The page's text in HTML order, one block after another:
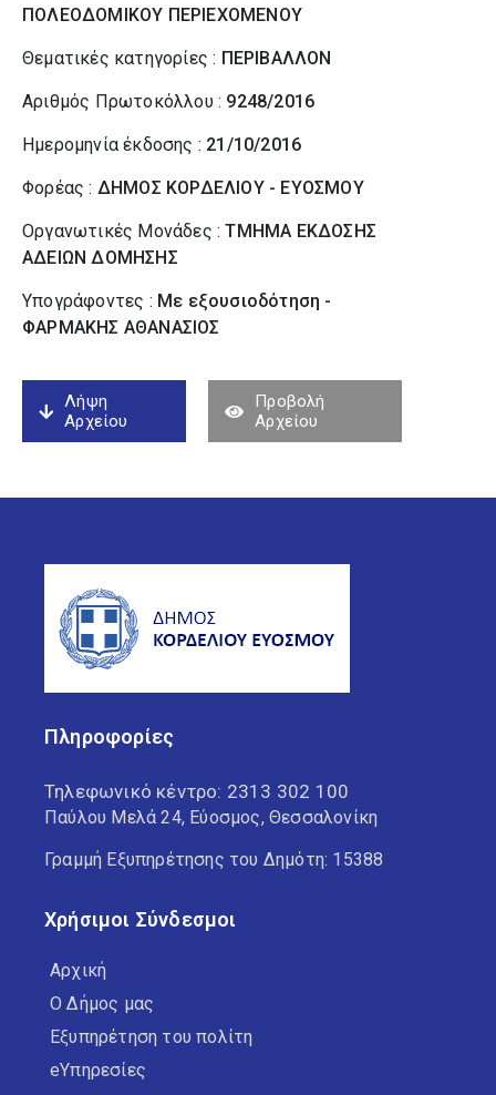
ΠΟΛΕΟΔΟΜΙΚΟΥ ΠΕΡΙΕΧΟΜΕΝΟΥ
Θεματικές κατηγορίες : ΠΕΡΙΒΑΛΛΟΝ
Αριθμός Πρωτοκόλλου : 9248/2016
Ημερομηνία έκδοσης : 21/10/2016
Φορέας : ΔΗΜΟΣ ΚΟΡΔΕΛΙΟΥ - ΕΥΟΣΜΟΥ
Οργανωτικές Μονάδες :ΤΜΗΜΑ ΕΚΔΟΣΗΣ
ΑΔΕΙΩΝ ΔΟΜΗΣΗΣ
Υπογράφοντες : Με εξουσιοδότηση -
ΦΑΡΜΑΚΗΣ ΑΘΑΝΑΣΙΟΣ
Λήψη
Αρχείου
Προβολή
Αρχείου
Πληροφορίες
Τηλεφωνικό κέντρο: 2313 302 100
Παύλου Μελά 24, Εύοσμος, Θεσσαλονίκη
Γραμμή Εξυπηρέτησης του Δημότη: 15388
Χρήσιμοι Σύνδεσμοι
Αρχική
Ο Δήμος μας
Εξυπηρέτηση του πολίτη
eΥπηρεσίες